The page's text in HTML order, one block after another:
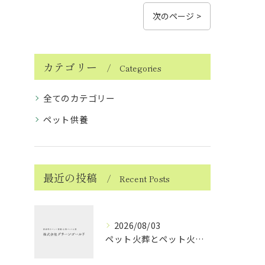
次のページ >
カテゴリー Categories
全てのカテゴリー
ペット供養
最近の投稿 Recent Posts
2026/08/03
ペット火葬とペット火葬後の愛媛県北宇和郡松野町で知っておきたい実務と費用比較ガイド